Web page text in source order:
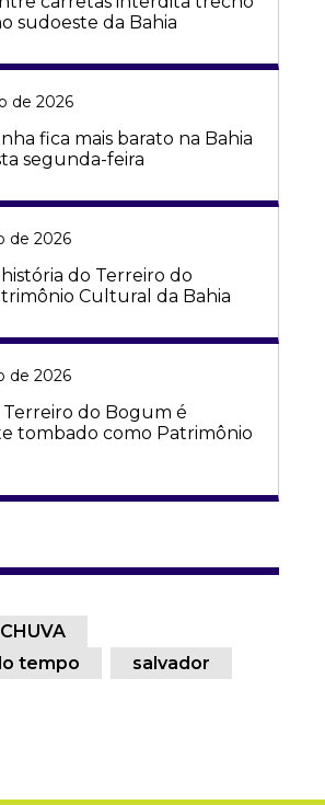
sudoeste da Bahia
de 2026
fica mais barato na Bahia
segunda-feira
de 2026
do Terreiro do
Cultural da Bahia
de 2026
Terreiro do Bogum é
tombado como Patrimônio
CHUVA
tempo
salvador